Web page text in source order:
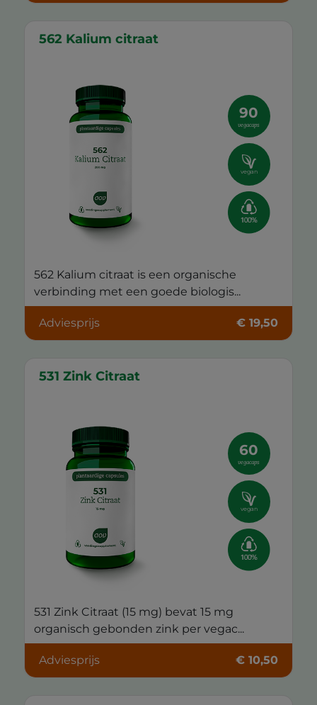
562 Kalium citraat
90
vegacaps
vegan
562 Kalium citraat is een organische
verbinding met een goede biologis...
Adviesprijs € 19,50
531 Zink Citraat
60
vegacaps
vegan
531 Zink Citraat (15 mg) bevat 15 mg
organisch gebonden zink per vegac...
Adviesprijs € 10,50